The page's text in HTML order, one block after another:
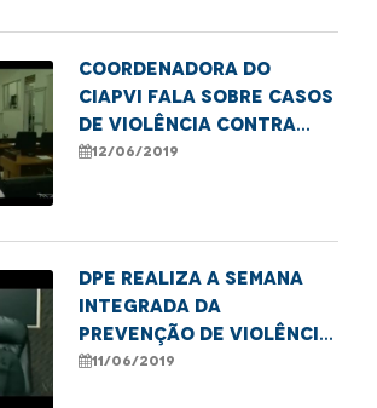
Coordenadora do
CIAPVI fala sobre casos
de violência contra
idosos
12/06/2019
DPE realiza a Semana
Integrada da
Prevenção de Violência
contra o idoso
11/06/2019